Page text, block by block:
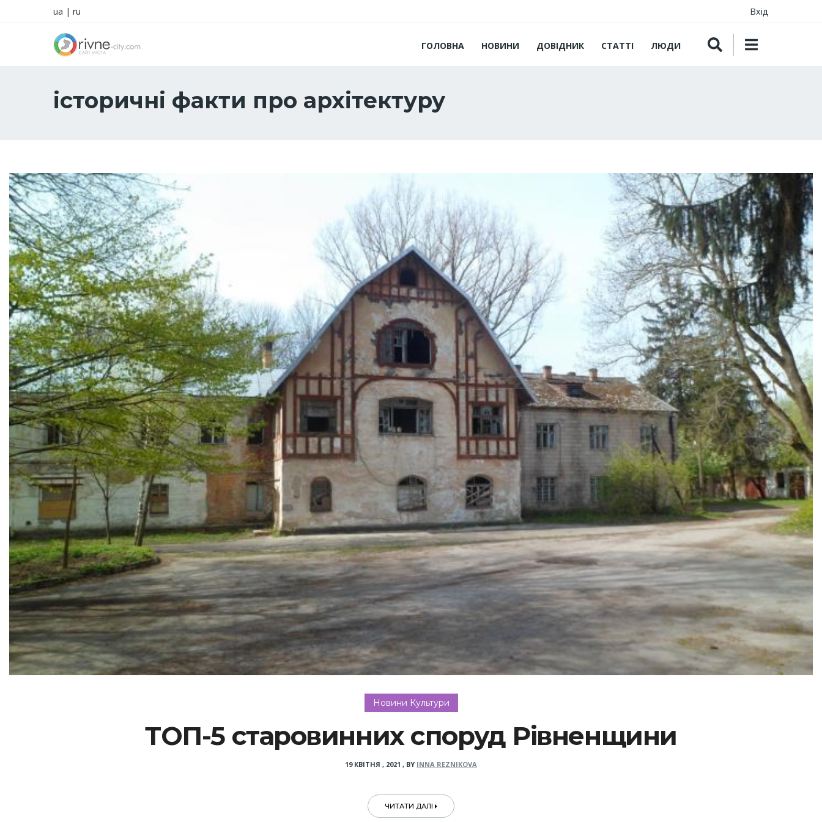
ua | ru Вхід
ГОЛОВНА НОВИНИ ДОВІДНИК СТАТТІ ЛЮДИ
історичні факти про архітектуру
Новини Культури
ТОП-5 старовинних споруд Рівненщини
19 КВІТНЯ , 2021 , BY INNA REZNIKOVA
ЧИТАТИ ДАЛІ